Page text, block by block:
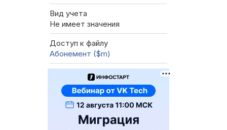
Вид учета
Не имеет значения
Доступ к файлу
Абонемент ($m)